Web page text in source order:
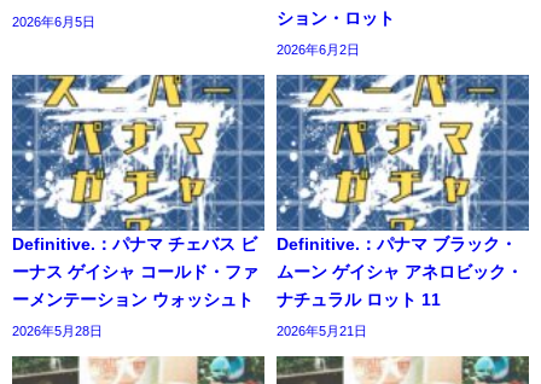
2026年6月5日
ション・ロット
2026年6月2日
Definitive.：パナマ チェバス ビ
ーナス ゲイシャ コールド・ファ
ーメンテーション ウォッシュト
2026年5月28日
Definitive.：パナマ ブラック・
ムーン ゲイシャ アネロビック・
ナチュラル ロット 11
2026年5月21日